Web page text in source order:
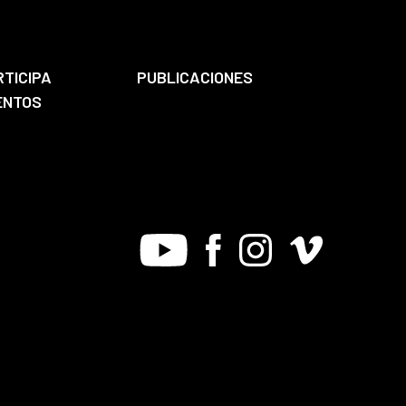
PUBLICACIONES
Youtube FacebookInstagram
Vimeo